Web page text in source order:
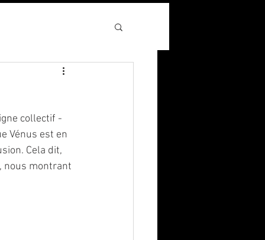
collectif -
Vénus est en
Cela dit,
nous montrant